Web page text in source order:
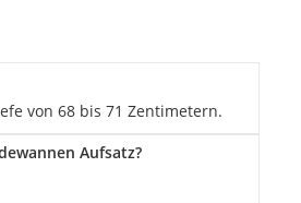
von 68 bis 71 Zentimetern.
Aufsatz?